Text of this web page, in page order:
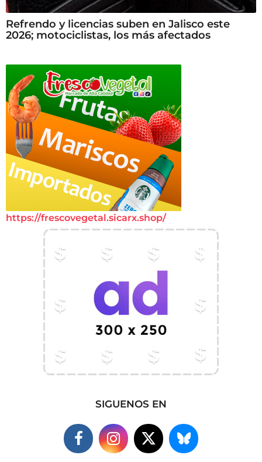
Refrendo y licencias suben en Jalisco este
2026; motociclistas, los más afectados
https://frescovegetal.sicarx.shop/
SIGUENOS EN